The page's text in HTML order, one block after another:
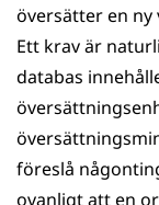
översätter en ny
Ett krav är
databas
föreslå
ovanligt att en